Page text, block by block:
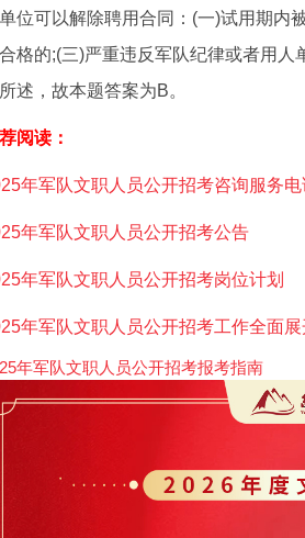
单位可以解除聘用合同：(一)试用期内
格的;(三)严重违反军队纪律或者用
所述，故本题答案为B。
阅读：
年军队文职人员公开招考咨询服务
年军队文职人员公开招考公告
年军队文职人员公开招考岗位计划
年军队文职人员公开招考工作全面展
年军队文职人员公开招考报考指南